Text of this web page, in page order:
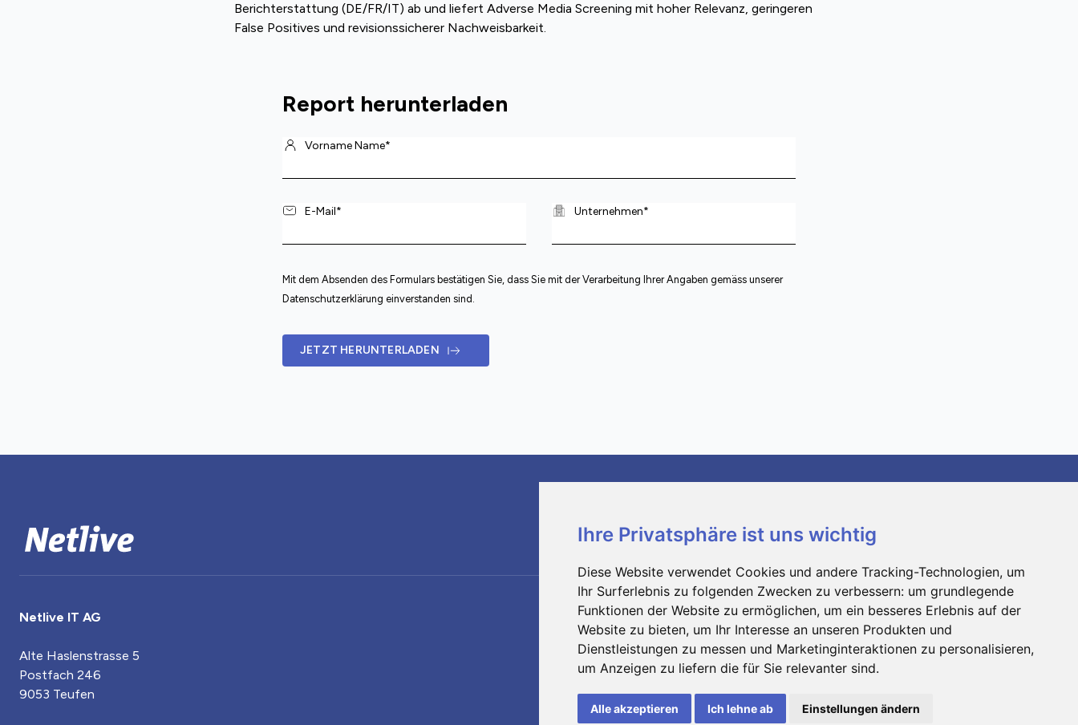
Ihre Privatsphäre ist uns wichtig
Diese Website verwendet Cookies und andere Tracking-Technologien, um
Ihr Surferlebnis zu folgenden Zwecken zu verbessern: um grundlegende
Funktionen der Website zu ermöglichen, um ein besseres Erlebnis auf der
Website zu bieten, um Ihr Interesse an unseren Produkten und
Dienstleistungen zu messen und Marketinginteraktionen zu personalisieren,
um Anzeigen zu liefern die für Sie relevanter sind.
Alle akzeptieren Ich lehne ab Einstellungen ändern
Berichterstattung (DE/FR/IT) ab und liefert Adverse Media Screening mit hoher Relevanz, geringeren
False Positives und revisionssicherer Nachweisbarkeit.
Report herunterladen
Mit dem Absenden des Formulars bestätigen Sie, dass Sie mit der Verarbeitung Ihrer Angaben gemäss unserer
Datenschutzerklärung einverstanden sind.
NetCompliance
Netlive IT AG
Alte Haslenstrasse 5
Postfach 246
9053 Teufen